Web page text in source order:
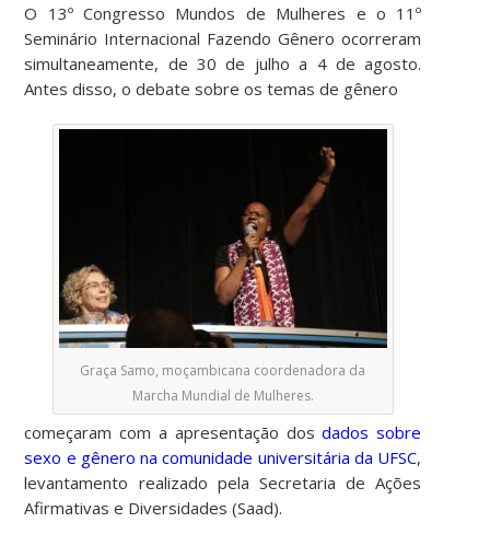
O 13º Congresso Mundos de Mulheres e o 11º
Seminário Internacional Fazendo Gênero ocorreram
simultaneamente, de 30 de julho a 4 de agosto.
Antes disso, o debate sobre os temas de gênero
Graça Samo, moçambicana coordenadora da
Marcha Mundial de Mulheres.
começaram com a apresentação dosdados sobre
sexo e gênero na comunidade universitária da UFSC,
levantamento realizado pela Secretaria de Ações
Afirmativas e Diversidades (Saad).